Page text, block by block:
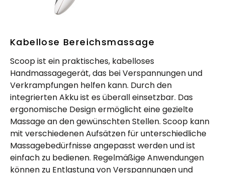
Kabellose Bereichsmassage
Scoop ist ein praktisches, kabelloses
Handmassagegerät, das bei Verspannungen und
Verkrampfungen helfen kann. Durch den
integrierten Akku ist es überall einsetzbar. Das
ergonomische Design ermöglicht eine gezielte
Massage an den gewünschten Stellen. Scoop kann
mit verschiedenen Aufsätzen für unterschiedliche
Massagebedürfnisse angepasst werden und ist
einfach zu bedienen. Regelmäßige Anwendungen
können zu Entlastung von Verspannungen und